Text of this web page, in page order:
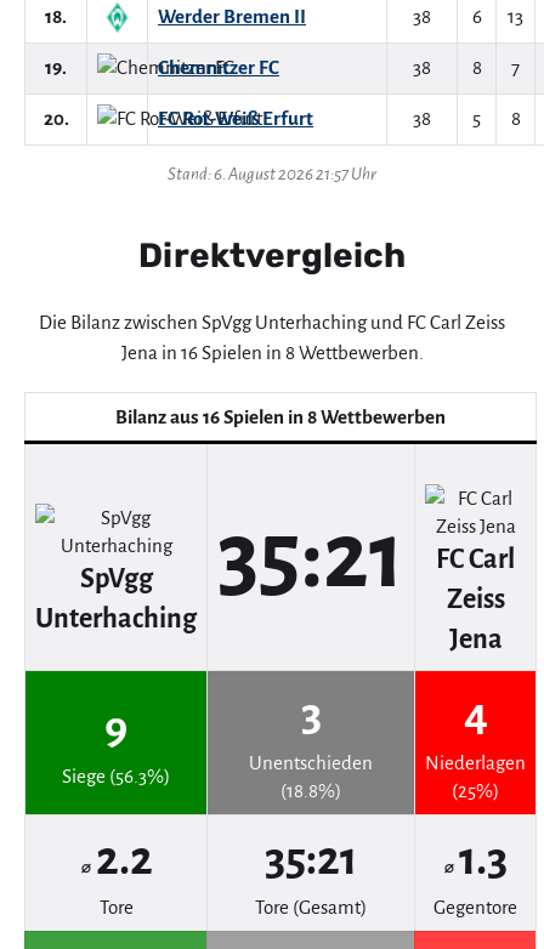
18. Werder Bremen II 38 6 13
19. Chemnitzer FC 38 8 7
20. FC Rot-Weiß Erfurt 38 5 8
Stand: 6. August 2026 21:57 Uhr
Direktvergleich
Die Bilanz zwischen SpVgg Unterhaching und FC Carl Zeiss
Jena in 16 Spielen in 8 Wettbewerben.
Bilanz aus 16 Spielen in 8 Wettbewerben
SpVgg
Unterhaching
35:21
FC Carl
Zeiss
Jena
9
Siege (56.3%)
3
Unentschieden
(18.8%)
4
Niederlagen
(25%)
⌀ 2.2
Tore
35:21
Tore (Gesamt)
⌀ 1.3
Gegentore